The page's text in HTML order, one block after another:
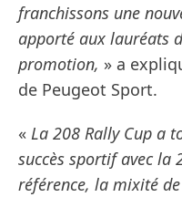
franchissons une
apporté aux lauréats
promotion, » a
de Peugeot Sport.
« La 208 Rally Cup a
succès sportif avec la
référence, la mixité